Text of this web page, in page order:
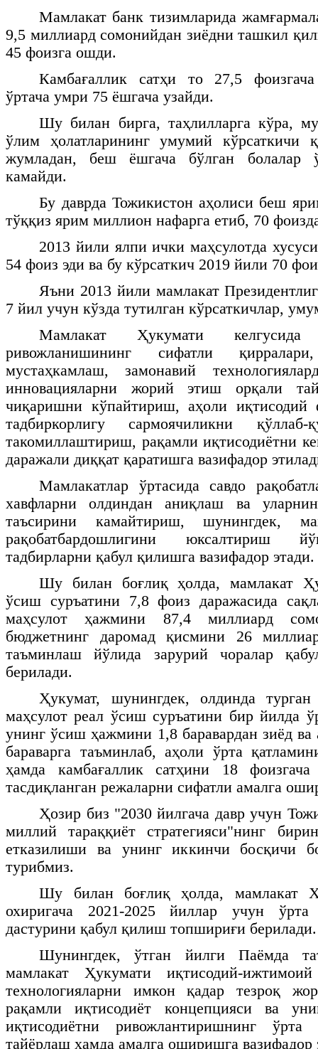
Мамлакат банк тизимларида
9,5 миллиард сомонийдан зиёдни ташкил
45 фоизга ошди.
Камбағаллик сатҳи то 27,5
ўртача умри 75 ёшгача узайди.
Шу билан бирга, таҳлилларга кўра,
ўлим ҳолатларининг умумий кўрсаткичи
жумладан, беш ёшгача бўлган болалар
камайди.
Бу даврда Тожикистон аҳолиси беш
тўққиз ярим миллион нафарга етиб, 70
2013 йили ялпи ички маҳсулотда
54 фоиз эди ва бу кўрсаткич 2019 йили 70
Яъни 2013 йили мамлакат
7 йил учун кўзда тутилган кўрсаткичлар,
Мамлакат Ҳукумати
ривожланишининг сифатли
мустаҳкамлаш, замонавий
инновацияларни жорий этиш орқали
чиқаришни кўпайтириш, аҳоли
тадбиркорлигу сармоячиликни қўллаб-
такомиллаштириш, рақамли иқтисодиётни
даражали диққат қаратишга вазифадор
Мамлакатлар ўртасида савдо
хавфларни олдиндан аниқлаш ва
таъсирини камайтириш, шунингдек,
рақобатбардошлигини юксалтириш
тадбирларни қабул қилишга вазифадор этади.
Шу билан боғлиқ ҳолда, мамлакат
ўсиш суръатини 7,8 фоиз даражасида
маҳсулот ҳажмини 87,4 миллиард
бюджетнинг даромад қисмини 26
таъминлаш йўлида зарурий чоралар
берилади.
Ҳукумат, шунингдек, олдинда
маҳсулот реал ўсиш суръатини бир йилда
унинг ўсиш ҳажмини 1,8 баравардан зиёд
бараварга таъминлаб, аҳоли ўрта
ҳамда камбағаллик сатҳини 18
тасдиқланган режаларни сифатли амалга
Ҳозир биз "2030 йилгача давр учун
миллий тараққиёт стратегияси"нинг
етказилиши ва унинг иккинчи босқичи
турибмиз.
Шу билан боғлиқ ҳолда, мамлакат
охиригача 2021-2025 йиллар учун ўрта
дастурини қабул қилиш топшириғи берилади.
Шунингдек, ўтган йилги Паёмда
мамлакат Ҳукумати иқтисодий-
технологияларни имкон қадар тезроқ
рақамли иқтисодиёт концепцияси ва
иқтисодиётни ривожлантиришнинг ўрта
тайёрлаш ҳамда амалга оширишга вазифадор